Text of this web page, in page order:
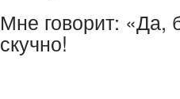
Мне говорит: «Да,
скучно!